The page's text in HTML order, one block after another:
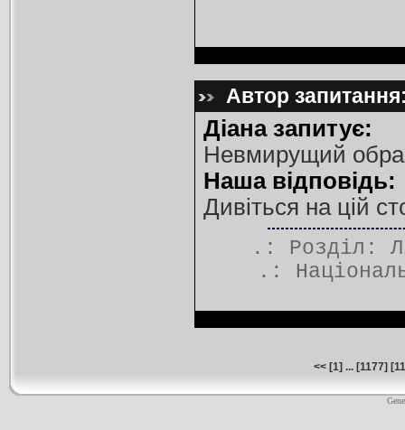
Автор
Діана запитує:
Невмирущий
Наша відповідь:
Дивіться на цій
.: Розділ:
.:
<<[1] ... [1177] [